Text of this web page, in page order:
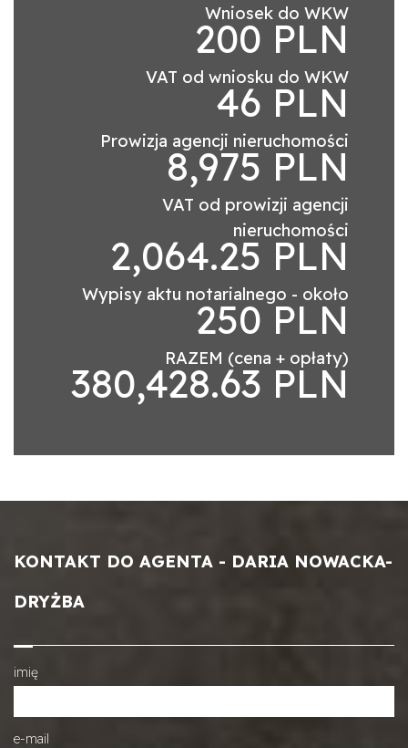
Wniosek do WKW
200 PLN
VAT od wniosku do WKW
46 PLN
Prowizja agencji nieruchomości
8,975 PLN
VAT od prowizji agencji
nieruchomości
2,064.25 PLN
Wypisy aktu notarialnego - około
250 PLN
RAZEM (cena + opłaty)
380,428.63 PLN
KONTAKT DO AGENTA - DARIA NOWACKA-
DRYŻBA
imię
e-mail